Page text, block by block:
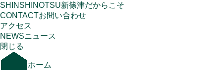
SHINSHINOTSU新篠津だからこそ
CONTACTお問い合わせ
アクセス
NEWSニュース
閉じる
ホーム